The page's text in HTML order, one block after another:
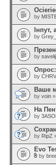
by
Інпут,
by
by savelij
by CHRV
Ваше
by voin
На
by
by RipZ
Evo
by